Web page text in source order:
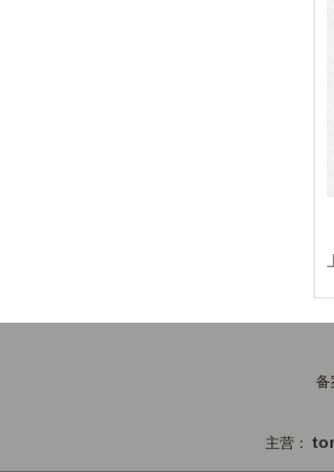
备
主营：